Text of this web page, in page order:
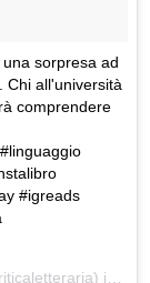
sorpresa ad
Chi all'università
comprendere
#igreads